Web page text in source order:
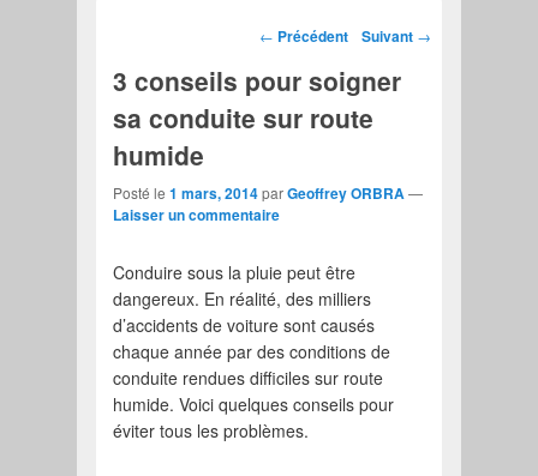
Navigation des articles
← Précédent Suivant →
3 conseils pour soigner
sa conduite sur route
humide
Posté le1 mars, 2014parGeoffrey ORBRA—
Laisser un commentaire
Conduire sous la pluie peut être
dangereux. En réalité, des milliers
d’accidents de voiture sont causés
chaque année par des conditions de
conduite rendues difficiles sur route
humide. Voici quelques conseils pour
éviter tous les problèmes.